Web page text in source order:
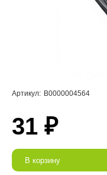
Артикул: В0000004564
31 ₽
В корзину